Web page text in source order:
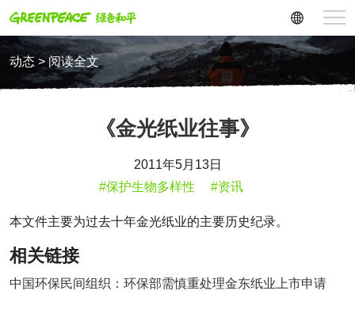
动态 > 阅读全文
《金光纸业往事》
2011年5月13日
#保护生物多样性
#资讯
本文件主要为过去十年金光纸业的主要历史纪录。
相关链接
中国环保民间组织：环保部需慎重处理金东纸业上市申请